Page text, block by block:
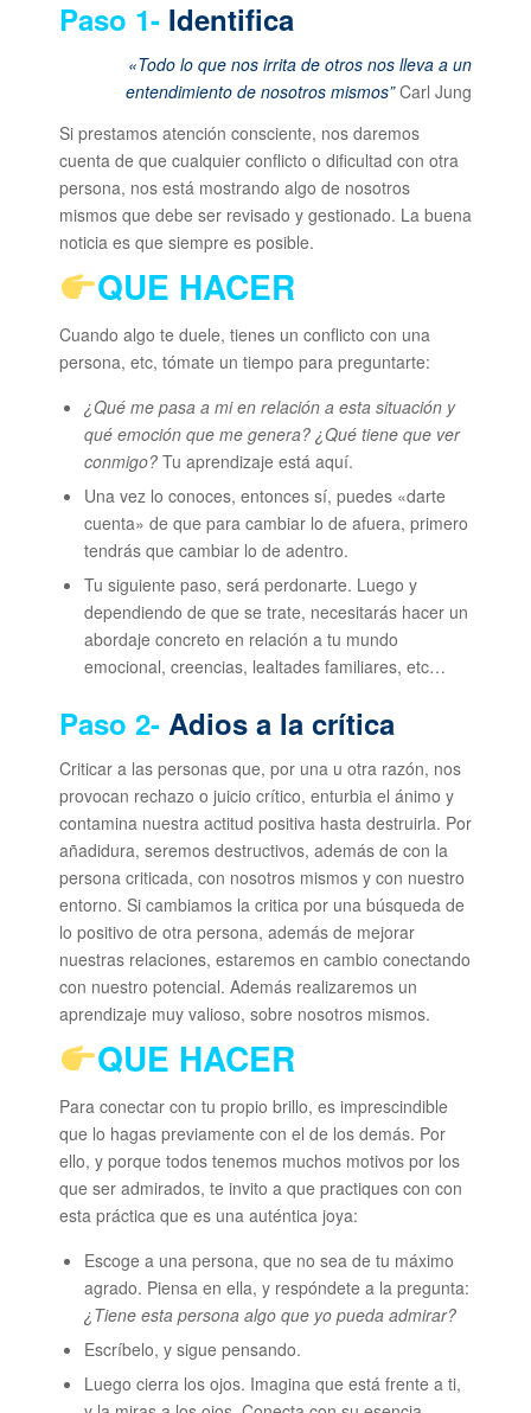
Paso 1-Identifica
«Todo lo que nos irrita de otros nos lleva a un
entendimiento de nosotros mismos”Carl Jung
Si prestamos atención consciente, nos daremos
cuenta de que cualquier conflicto o dificultad con otra
persona, nos está mostrando algo de nosotros
mismos que debe ser revisado y gestionado. La buena
noticia es que siempre es posible.
QUE HACER
Cuando algo te duele, tienes un conflicto con una
persona, etc, tómate un tiempo para preguntarte:
¿Qué me pasa a mi en relación a esta situación y
qué emoción que me genera? ¿Qué tiene que ver
conmigo?Tu aprendizaje está aquí.
Una vez lo conoces, entonces sí, puedes «darte
cuenta» de que para cambiar lo de afuera, primero
tendrás que cambiar lo de adentro.
Tu siguiente paso, será perdonarte. Luego y
dependiendo de que se trate, necesitarás hacer un
abordaje concreto en relación a tu mundo
emocional, creencias, lealtades familiares, etc…
Paso 2-Adios a la crítica
Criticar a las personas que, por una u otra razón, nos
provocan rechazo o juicio crítico, enturbia el ánimo y
contamina nuestra actitud positiva hasta destruirla. Por
añadidura, seremos destructivos, además de con la
persona criticada, con nosotros mismos y con nuestro
entorno. Si cambiamos la critica por una búsqueda de
lo positivo de otra persona, además de mejorar
nuestras relaciones, estaremos en cambio conectando
con nuestro potencial. Además realizaremos un
aprendizaje muy valioso, sobre nosotros mismos.
QUE HACER
Para conectar con tu propio brillo, es imprescindible
que lo hagas previamente con el de los demás. Por
ello, y porque todos tenemos muchos motivos por los
que ser admirados, te invito a que practiques con con
esta práctica que es una auténtica joya:
Escoge a una persona, que no sea de tu máximo
agrado. Piensa en ella, y respóndete a la pregunta:
¿Tiene esta persona algo que yo pueda admirar?
Escríbelo, y sigue pensando.
Luego cierra los ojos. Imagina que está frente a ti,